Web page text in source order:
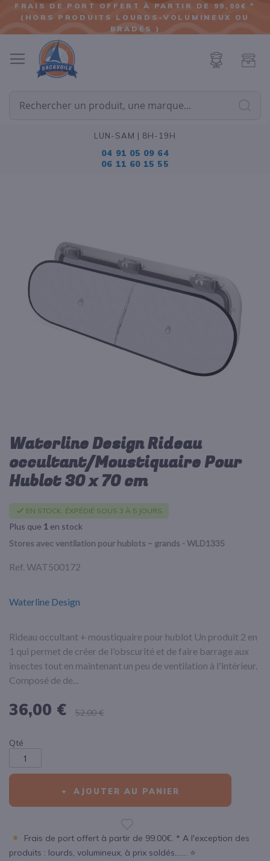
ALLER
AU
FRAIS DE PORT OFFERT À PARTIR DE 99,00€ *
(HORS PRODUITS LOURDS-VOLUMINEUX OU
BRADÉS )
LUN-SAM | 8H-19H
04 91 05 09 64
06 11 60 15 55
d’images
Passer
au
début
de
la
d’images
Waterline Design Rideau
occultant/Moustiquaire Pour
Hublot 30 x 70 cm
EN STOCK. ÉXPÉDIÉ SOUS 3 À 5 JOURS.
Plus que 1 en stock
Stores avec ventilation pour hublots – grands - WLD1335
Ref. WAT500172
Waterline Design
Rideau occultant + moustiquaire pour hublot Un produit 2 en
1 qui permet de créer de l'obscurité et de faire barrage aux
insectes tout en maintenant un peu de ventilation à l'intérieur.
Composé de de...
36,00 € 52,00 €
Qté
AJOUTER AU PANIER
Frais de port offert à partir de 99.00€. * A l'exception des
produits : lourds, volumineux, à prix soldés....... ⭐